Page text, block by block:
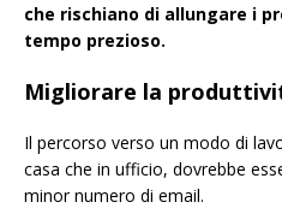
che rischiano di allungare i
tempo prezioso.
Migliorare la
Il percorso verso un modo di
casa che in ufficio, dovrebbe
minor numero di email.